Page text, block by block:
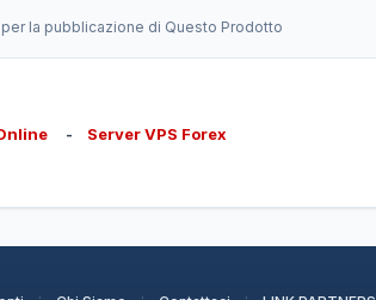
la pubblicazione di Questo Prodotto
- Server VPS Forex